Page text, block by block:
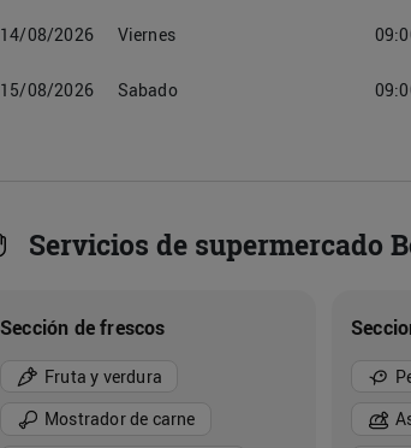
14/08/2026 Viernes
15/08/2026 Sabado
Servicios de supermercado
Sección de frescos
Fruta y verdura
Mostrador de carne